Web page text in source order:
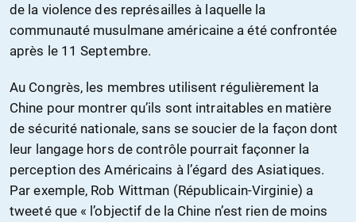
de la violence des représailles à laquelle la
communauté musulmane américaine a été confrontée
après le 11 Septembre.
Au Congrès, les membres utilisent régulièrement la
Chine pour montrer qu’ils sont intraitables en matière
de sécurité nationale, sans se soucier de la façon dont
leur langage hors de contrôle pourrait façonner la
perception des Américains à l’égard des Asiatiques.
Par exemple, Rob Wittman (Républicain-Virginie) a
tweeté que « l’objectif de la Chine n’est rien de moins